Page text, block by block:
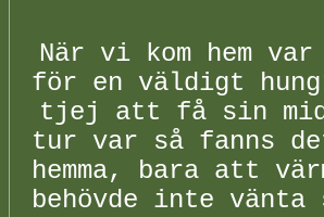
När vi kom hem
för en väldigt
tjej att få sin
tur var så fanns
hemma, bara att
behövde inte vänta